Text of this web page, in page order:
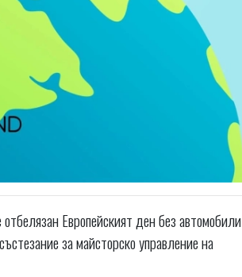
Европейският ден без автомобили
за майсторско управление на